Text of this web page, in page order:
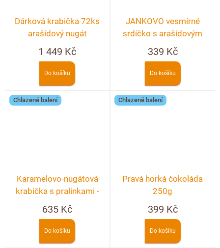
Dárková krabička 72ks
arašídový nugát
1 449 Kč
Do košíku
JANKOVO vesmírné
srdíčko s arašídovým
nugátem – crunchy 90g
339 Kč
Do košíku
Chlazené balení
Karamelovo-nugátová
krabička s pralinkami -
635 Kč
Do košíku
Chlazené balení
Pravá horká čokoláda
250g
399 Kč
Do košíku